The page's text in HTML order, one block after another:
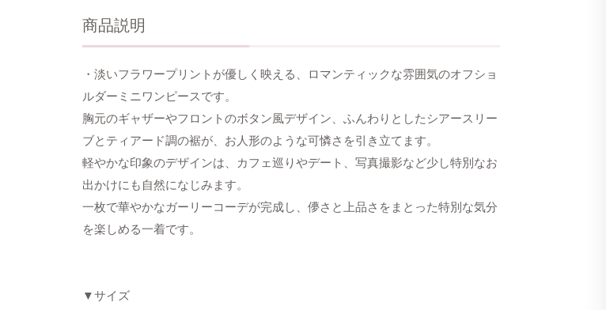
商品説明
・淡いフラワープリントが優しく映える、ロマンティックな雰囲気のオフショ
ルダーミニワンピースです。
胸元のギャザーやフロントのボタン風デザイン、ふんわりとしたシアースリー
ブとティアード調の裾が、お人形のような可憐さを引き立てます。
軽やかな印象のデザインは、カフェ巡りやデート、写真撮影など少し特別なお
出かけにも自然になじみます。
一枚で華やかなガーリーコーデが完成し、儚さと上品さをまとった特別な気分
を楽しめる一着です。
▼サイズ